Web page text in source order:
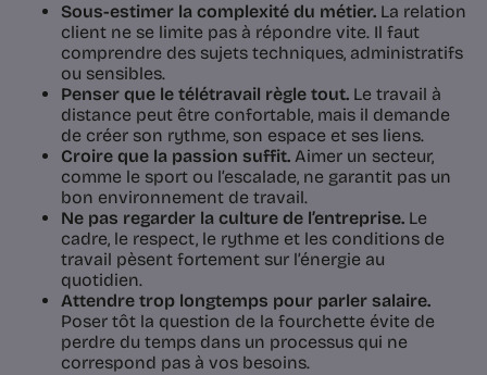
Sous-estimer la complexité du métier. La relation
client ne se limite pas à répondre vite. Il faut
comprendre des sujets techniques, administratifs
ou sensibles.
Penser que le télétravail règle tout. Le travail à
distance peut être confortable, mais il demande
de créer son rythme, son espace et ses liens.
Croire que la passion suffit. Aimer un secteur,
comme le sport ou l’escalade, ne garantit pas un
bon environnement de travail.
Ne pas regarder la culture de l’entreprise. Le
cadre, le respect, le rythme et les conditions de
travail pèsent fortement sur l’énergie au
quotidien.
Attendre trop longtemps pour parler salaire.
Poser tôt la question de la fourchette évite de
perdre du temps dans un processus qui ne
correspond pas à vos besoins.